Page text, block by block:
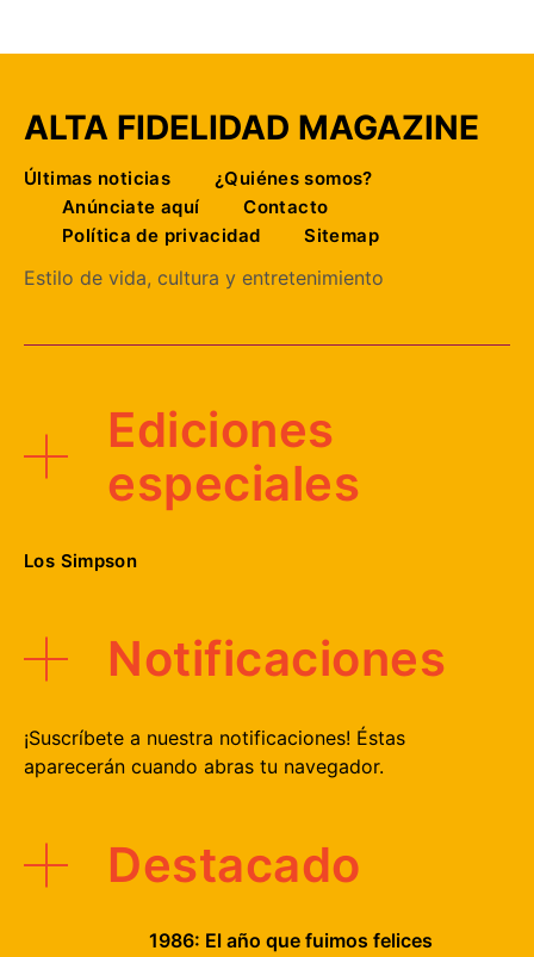
ALTA FIDELIDAD MAGAZINE
Últimas noticias
¿Quiénes somos?
Anúnciate aquí
Contacto
Política de privacidad
Sitemap
Estilo de vida, cultura y entretenimiento
Ediciones
especiales
Los Simpson
Notificaciones
¡Suscríbete a nuestra notificaciones! Éstas
aparecerán cuando abras tu navegador.
Destacado
1986: El año que fuimos felices